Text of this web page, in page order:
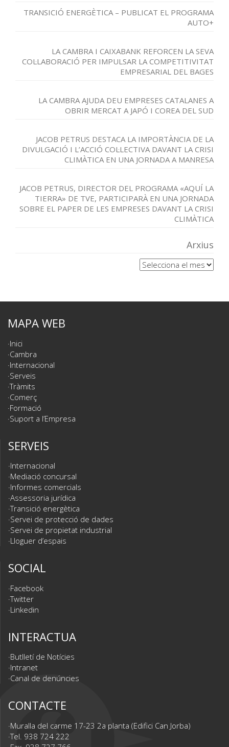
TRANSICIÓ ENERGÈTICA – PUBLICAT EL PROGRAMA
AUTO+
LA CAMBRA I CAIXABANK REFORCEN LA SEVA
COL·LABORACIÓ PER IMPULSAR LA COMPETITIVITAT
EMPRESARIAL DEL BAGES
LA CAMBRA AJUDA DEU EMPRESES CATALANES A
OBRIR MERCAT A JAPÓ I COREA DEL SUD
JACOB PETRUS DESTACA LA IMPORTÀNCIA DE LA
DIVULGACIÓ I L’ACCIÓ COL·LECTIVA DAVANT LA CRISI
CLIMÀTICA EN UNA JORNADA A MANRESA
JACOB PETRUS, DIRECTOR DEL PROGRAMA «AQUÍ LA
TIERRA» DE TVE, PARTICIPARÀ EN UNA JORNADA
SOBRE EL PAPER DE LES EMPRESES DAVANT LA CRISI
CLIMÀTICA
Arxius
Arxius
MAPA WEB
Inici
Cambra
Internacional
Serveis
Tràmits
Comerç
Formació
Suport a l’Empresa
SERVEIS
Internacional
Mediació concursal
Informes comercials
Assessoria jurídica
Transició energètica
Servei de protecció de dades
Servei de propietat industrial
Lloguer d’espais
SOCIAL
Facebook
Twitter
Linkedin
INTERACTUA
Butlletí de Notícies
Intranet
Canal de denúncies
CONTACTE
Muralla del carme 17-23 2a planta (Edifici Can Jorba)
Tel. 938 724 222